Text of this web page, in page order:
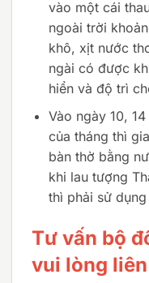
vào một cái
ngoài trời
khô, xịt nước
ngài có được
hiển và độ trì
Vào ngày 10,
của tháng thì
bàn thờ bằng
khi lau tượng
thì phải sử
Tư vấn bộ
vui lòng